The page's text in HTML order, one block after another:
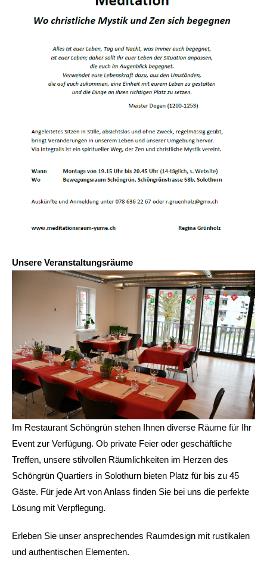
Unsere Veranstaltungsräume
Im Restaurant Schöngrün stehen Ihnen diverse Räume für Ihr
Event zur Verfügung. Ob private Feier oder geschäftliche
Treffen, unsere stilvollen Räumlichkeiten im Herzen des
Schöngrün Quartiers in Solothurn bieten Platz für bis zu 45
Gäste. Für jede Art von Anlass finden Sie bei uns die perfekte
Lösung mit Verpflegung.
Erleben Sie unser ansprechendes Raumdesign mit rustikalen
und authentischen Elementen.